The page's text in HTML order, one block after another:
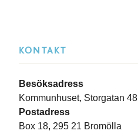
KONTAKT
Besöksadress
Kommunhuset, Storgatan 48
Postadress
Box 18, 295 21 Bromölla